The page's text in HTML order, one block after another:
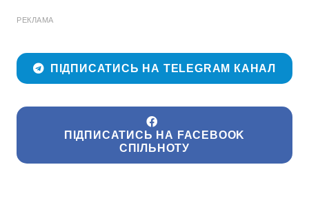
РЕКЛАМА
ПІДПИСАТИСЬ НА TELEGRAM КАНАЛ
ПІДПИСАТИСЬ НА FACEBOOK
СПІЛЬНОТУ